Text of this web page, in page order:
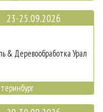
23-25.09.2026
& Деревообработка Урал